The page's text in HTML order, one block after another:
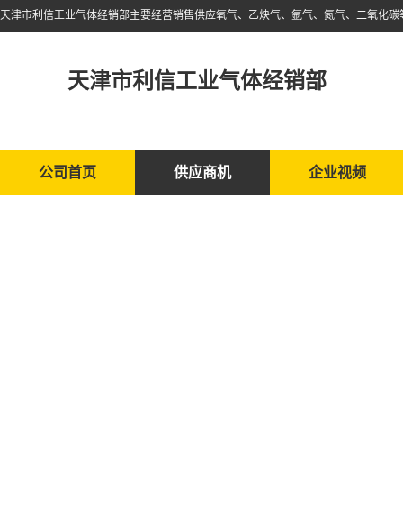
天津市利信工业气体经销部
公司首页 供应商机 企业视频